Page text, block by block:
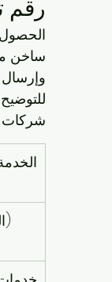
رقم
ساخن
وإرسال
شركات
kwtaxi (الرئيسي)